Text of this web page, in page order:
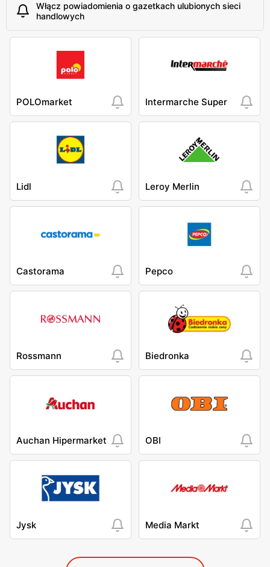
Włącz powiadomienia o gazetkach ulubionych sieci
handlowych
POLOmarket Intermarche Super
Lidl Leroy Merlin
Castorama Pepco
Rossmann Biedronka
Auchan Hipermarket OBI
Jysk Media Markt